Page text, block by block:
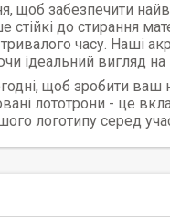
щоб забезпечити
до стирання
часу. Наші
ідеальний вигляд на
щоб зробити ваш
лототрони - це
логотипу серед